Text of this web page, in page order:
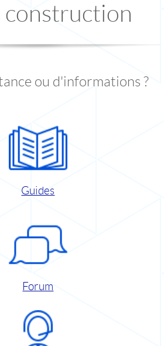
construction
ou d'informations ?
Guides
Forum